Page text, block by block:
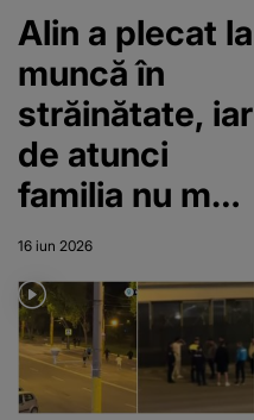
Alin a plecat la
muncă în
străinătate, iar
de atunci
familia nu mai
știe nimic
despre el.
Tânărul de 18
ani a dispărut
16 iun 2026